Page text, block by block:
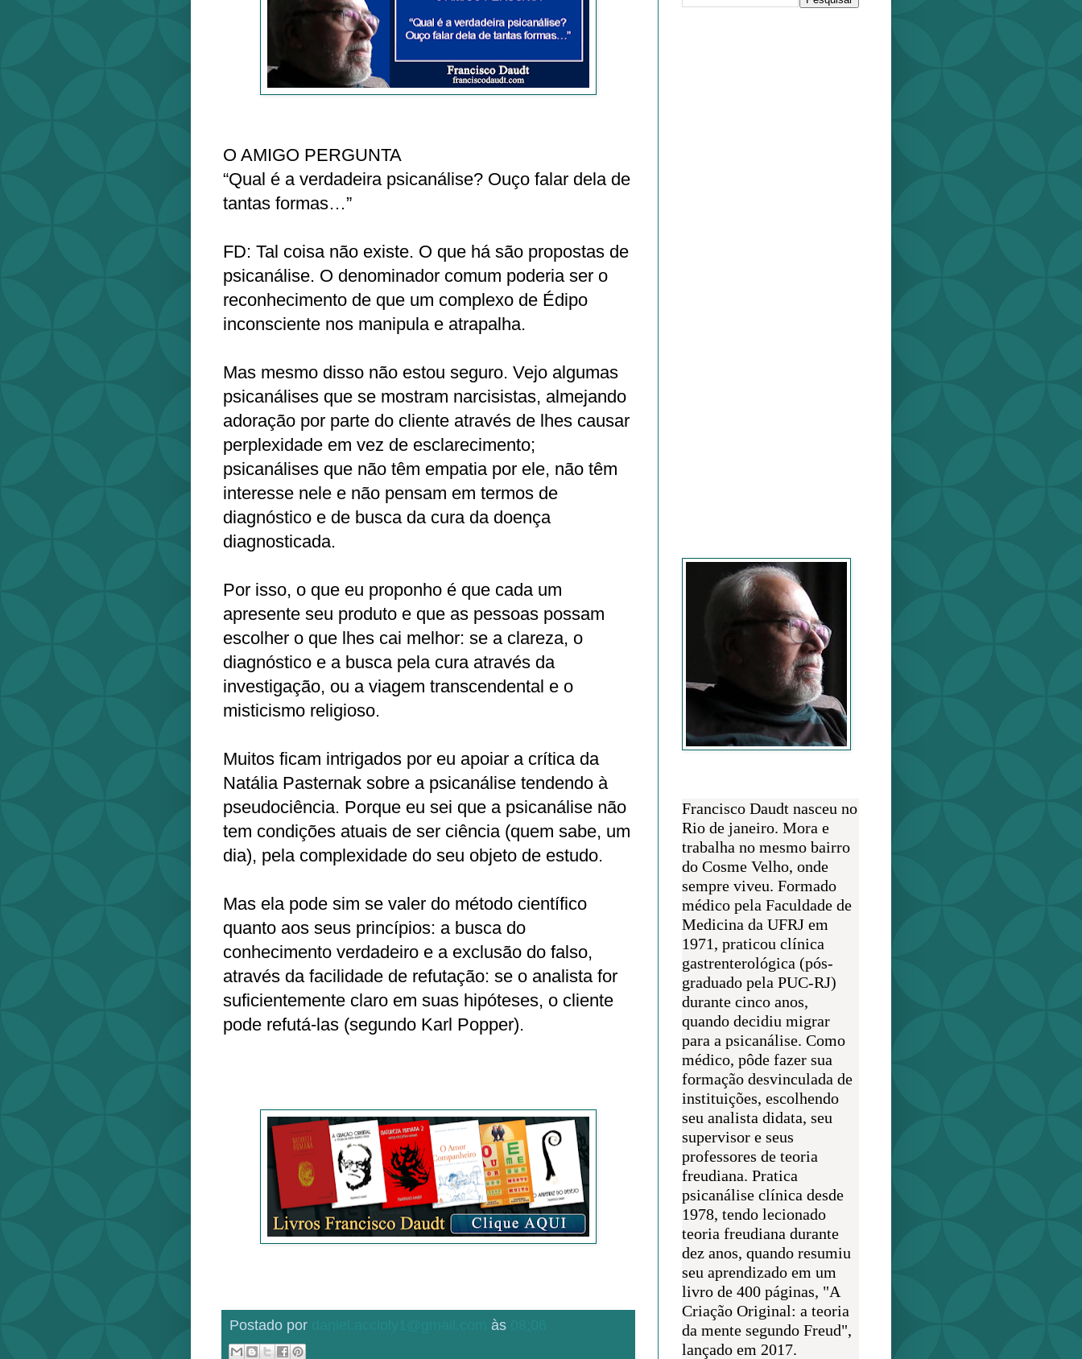
O AMIGO PERGUNTA
“Qual é a verdadeira psicanálise? Ouço falar dela de
tantas formas…”
FD: Tal coisa não existe. O que há são propostas de
psicanálise. O denominador comum poderia ser o
reconhecimento de que um complexo de Édipo
inconsciente nos manipula e atrapalha.
Mas mesmo disso não estou seguro. Vejo algumas
psicanálises que se mostram narcisistas, almejando
adoração por parte do cliente através de lhes causar
perplexidade em vez de esclarecimento;
psicanálises que não têm empatia por ele, não têm
interesse nele e não pensam em termos de
diagnóstico e de busca da cura da doença
diagnosticada.
Por isso, o que eu proponho é que cada um
apresente seu produto e que as pessoas possam
escolher o que lhes cai melhor: se a clareza, o
diagnóstico e a busca pela cura através da
investigação, ou a viagem transcendental e o
misticismo religioso.
Muitos ficam intrigados por eu apoiar a crítica da
Natália Pasternak sobre a psicanálise tendendo à
pseudociência. Porque eu sei que a psicanálise não
tem condições atuais de ser ciência (quem sabe, um
dia), pela complexidade do seu objeto de estudo.
Mas ela pode sim se valer do método científico
quanto aos seus princípios: a busca do
conhecimento verdadeiro e a exclusão do falso,
através da facilidade de refutação: se o analista for
suficientemente claro em suas hipóteses, o cliente
pode refutá-las (segundo Karl Popper).
Postado por às
Francisco Daudt nasceu no
Rio de janeiro. Mora e
trabalha no mesmo bairro
do Cosme Velho, onde
sempre viveu. Formado
médico pela Faculdade de
Medicina da UFRJ em
1971, praticou clínica
gastrenterológica (pós-
graduado pela PUC-RJ)
durante cinco anos,
quando decidiu migrar
para a psicanálise. Como
médico, pôde fazer sua
formação desvinculada de
instituições, escolhendo
seu analista didata, seu
supervisor e seus
professores de teoria
freudiana. Pratica
psicanálise clínica desde
1978, tendo lecionado
teoria freudiana durante
dez anos, quando resumiu
seu aprendizado em um
livro de 400 páginas, "A
Criação Original: a teoria
da mente segundo Freud",
lançado em 2017.